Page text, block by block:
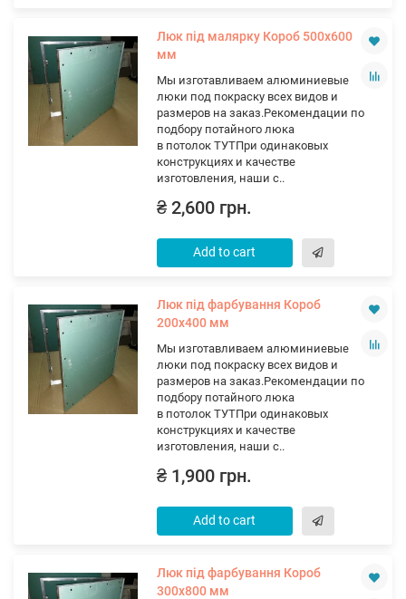
Люк під малярку Короб 500х600
мм
Мы изготавливаем алюминиевые
люки под покраску всех видов и
размеров на заказ.Рекомендации по
подбору потайного люка
в потолок ТУТПри одинаковых
конструкциях и качестве
изготовления, наши с..
₴ 2,600 грн.
Add to cart
Люк під фарбування Короб
200х400 мм
Мы изготавливаем алюминиевые
люки под покраску всех видов и
размеров на заказ.Рекомендации по
подбору потайного люка
в потолок ТУТПри одинаковых
конструкциях и качестве
изготовления, наши с..
₴ 1,900 грн.
Add to cart
Люк під фарбування Короб
300х800 мм